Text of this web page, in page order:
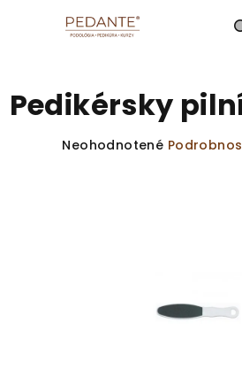
Pedikérsky
Priemerné
Neohodnotené